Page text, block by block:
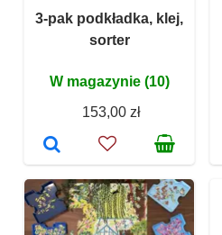
3-pak podkładka, klej,
sorter
W magazynie (10)
153,00 zł